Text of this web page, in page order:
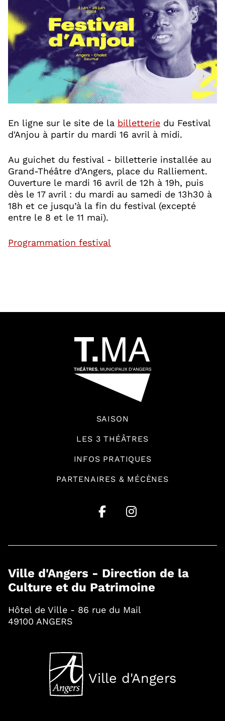
En ligne sur le site de la billetterie, Ouvre une
du Festival
d'Anjou à partir du mardi 16 avril à midi.
Au guichet du festival - billetterie installée au
Grand-Théâtre d’Angers, place du Ralliement.
Ouverture le mardi 16 avril de 12h à 19h, puis
dès le 17 avril : du mardi au samedi de 13h30 à
18h et ce jusqu’à la fin du festival (excepté
entre le 8 et le 11 mai).
Programmation festival
SAISON
LES 3 THÉÂTRES
INFOS PRATIQUES
PARTENAIRES & MÉCÈNES
Ville d'Angers - Direction de la
Culture et du Patrimoine
Hôtel de Ville - 86 rue du Mail
49100 ANGERS
Ville d'Angers
, Ouvre une nouvelle